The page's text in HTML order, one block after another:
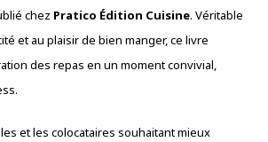
chez Pratico Édition Cuisine. Véritable
et au plaisir de bien manger, ce livre
des repas en un moment convivial,
et les colocataires souhaitant mieux